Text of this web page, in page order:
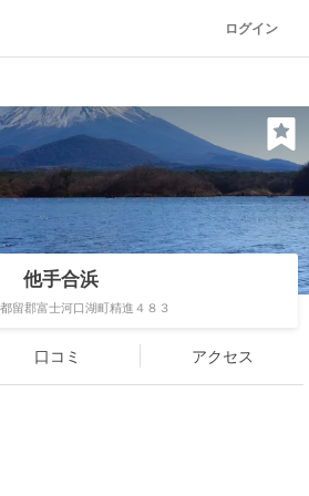
ログイン
他手合浜
留郡富士河口湖町精進４８３
口コミ アクセス